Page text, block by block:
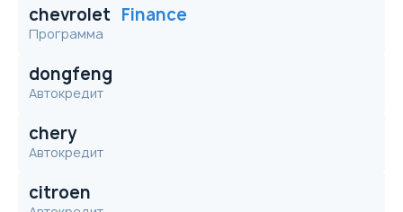
chevrolet Finance
Программа
dongfeng
Автокредит
chery
Автокредит
citroen